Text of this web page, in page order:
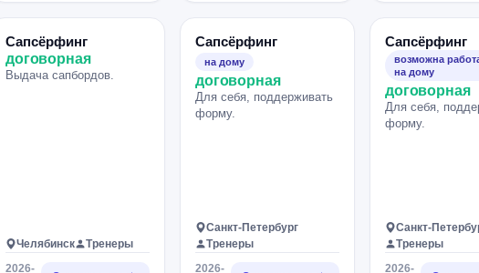
Сапсёрфинг
договорная
Выдача сапбордов.
Челябинск
Тренеры
2026-
Сапсёрфинг
на дому
договорная
Для себя, поддерживать
форму.
Санкт-Петербург
Тренеры
2026-
Сапсёрфинг
возможна
на дому
договорная
Для себя,
форму.
Санкт-
Тренеры
2026-